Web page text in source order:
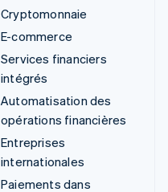
Cryptomonnaie
E-commerce
Services financiers
intégrés
Automatisation des
opérations financières
Entreprises
internationales
Paiements dans